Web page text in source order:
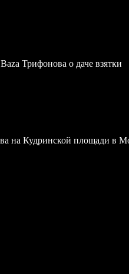
Трифонова о даче взятки
на Кудринской площади в